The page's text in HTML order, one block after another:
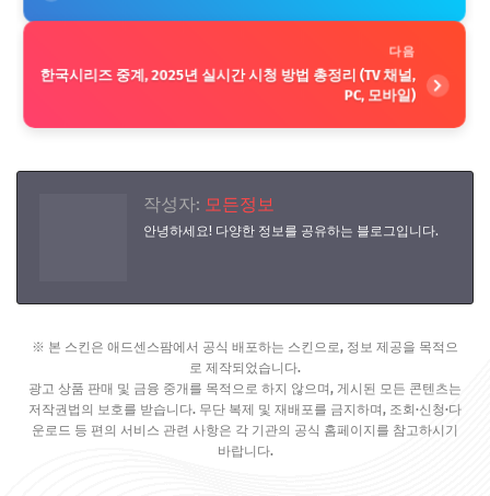
다음
한국시리즈 중계, 2025년 실시간 시청 방법 총정리 (TV 채널,
PC, 모바일)
작성자: 모든정보
안녕하세요! 다양한 정보를 공유하는 블로그입니다.
※ 본 스킨은 애드센스팜에서 공식 배포하는 스킨으로, 정보 제공을 목적으
로 제작되었습니다.
광고 상품 판매 및 금융 중개를 목적으로 하지 않으며, 게시된 모든 콘텐츠는
저작권법의 보호를 받습니다. 무단 복제 및 재배포를 금지하며, 조회·신청·다
운로드 등 편의 서비스 관련 사항은 각 기관의 공식 홈페이지를 참고하시기
바랍니다.